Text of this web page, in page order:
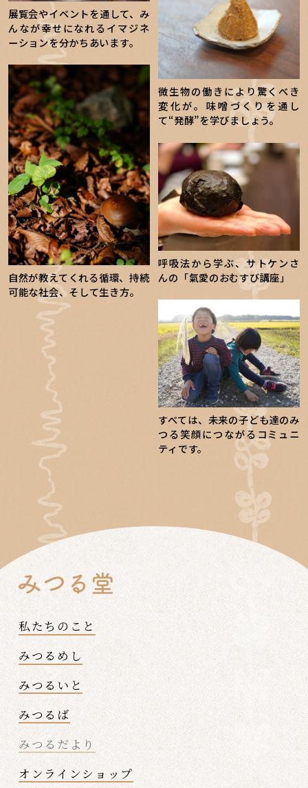
展覧会やイベントを通して、み
んなが幸せになれるイマジネ
ーションを分かちあいます。
自然が教えてくれる循環、持続
可能な社会、そして生き方。
微生物の働きにより驚くべき
変化が。味噌づくりを通し
て“発酵”を学びましょう。
呼吸法から学ぶ、サトケンさ
んの「氣愛のおむすび講座」
すべては、未来の子ども達のみ
つる笑顔につながるコミュニ
ティです。
私たちのこと
みつるめし
みつるいと
みつるば
みつるだより
オンラインショップ